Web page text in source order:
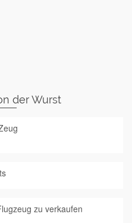
der Wurst
zu verkaufen